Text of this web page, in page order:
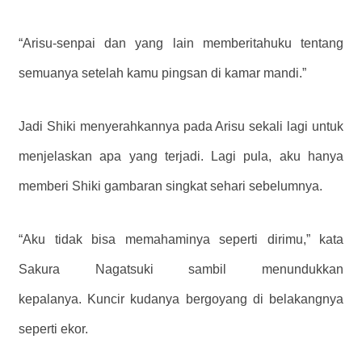
“Arisu-senpai dan yang lain memberitahuku tentang
semuanya setelah kamu pingsan di kamar mandi.”
Jadi Shiki menyerahkannya pada Arisu sekali lagi untuk
menjelaskan apa yang terjadi. Lagi pula, aku hanya
memberi Shiki gambaran singkat sehari sebelumnya.
“Aku tidak bisa memahaminya seperti dirimu,” kata
Sakura Nagatsuki sambil menundukkan
kepalanya. Kuncir kudanya bergoyang di belakangnya
seperti ekor.